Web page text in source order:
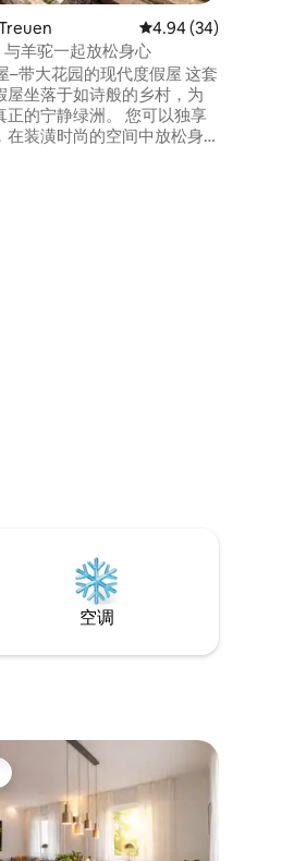
），共 63 条评价
平均评分 4.94 分（满
4.94 (34)
羊驼一起放松身心
–带大花园的现代度假屋 这套
屋坐落于如诗般的乡村，为
正的宁静绿洲。 您可以独享
在装潢时尚的空间中放松身
空调
荐」